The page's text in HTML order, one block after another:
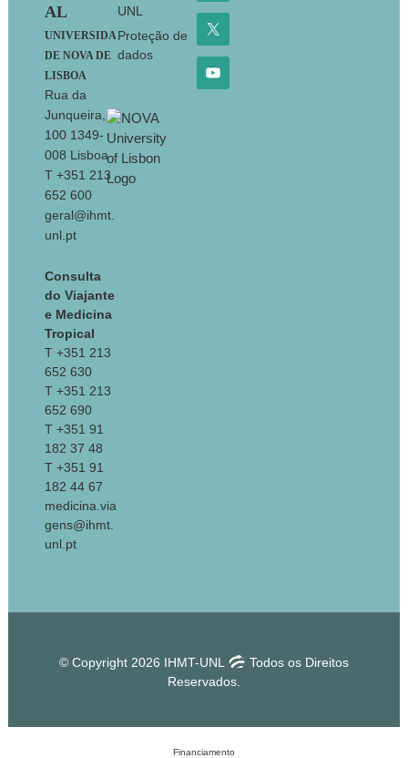
AL
UNIVERSIDA
DE NOVA DE
LISBOA
Rua da
Junqueira,
100 1349-
008 Lisboa
T +351 213
652 600
geral@ihmt.
unl.pt
Consulta
do Viajante
e Medicina
Tropical
T +351 213
652 630
T +351 213
652 690
T +351 91
182 37 48
T +351 91
182 44 67
medicina.via
gens@ihmt.
unl.pt
UNL
Proteção de
dados
© Copyright 2026 IHMT-UNL
Todos os Direitos
Reservados.
Financiamento